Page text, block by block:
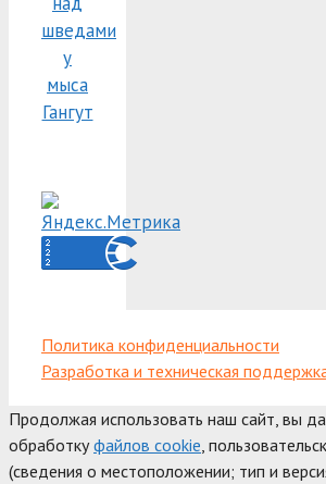
шведами
у
мыса
Гангут
Политика конфиденциальности
Разработка и техническая
Продолжая использовать наш сайт, вы
обработкуфайлов cookie ,
(сведения о местоположении; тип и